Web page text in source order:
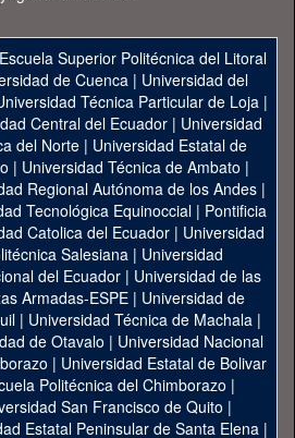
Escuela Superior Politécnica del Litoral
de Cuenca| Universidad del
Técnica Particular de Loja|
Central del Ecuador| Universidad
del Norte | Universidad Estatal de
| Universidad Técnica de Ambato |
Regional Autónoma de los Andes|
Tecnológica Equinoccial| Pontificia
Catolica del Ecuador | Universidad
Salesiana | Universidad
del Ecuador | Universidad de las
Armadas-ESPE | Universidad de
| Universidad Técnica de Machala|
de Otavalo | Universidad Nacional
| Universidad Estatal de Bolivar
Politécnica del Chimborazo |
San Francisco de Quito |
Estatal Peninsular de Santa Elena|